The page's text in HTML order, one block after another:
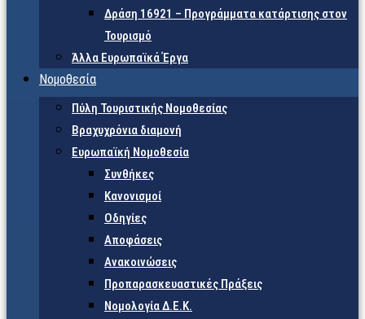
Δράση 16921 – Προγράμματα κατάρτισης στον
Τουρισμό
Άλλα Ευρωπαϊκά Έργα
Νομοθεσία
Πύλη Τουριστικής Νομοθεσίας
Βραχυχρόνια διαμονή
Ευρωπαϊκή Νομοθεσία
Συνθήκες
Κανονισμοί
Οδηγίες
Αποφάσεις
Ανακοινώσεις
Προπαρασκευαστικές Πράξεις
Νομολογία Δ.Ε.Κ.